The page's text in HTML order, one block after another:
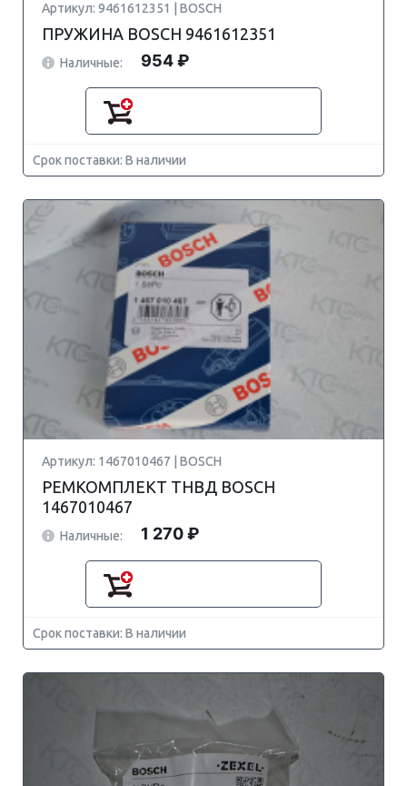
Артикул: 9461612351 | BOSCH
ПРУЖИНА BOSCH 9461612351
Наличные: 954 ₽
Срок поставки: В наличии
Артикул: 1467010467 | BOSCH
РЕМКОМПЛЕКТ ТНВД BOSCH
1467010467
Наличные: 1 270 ₽
Срок поставки: В наличии